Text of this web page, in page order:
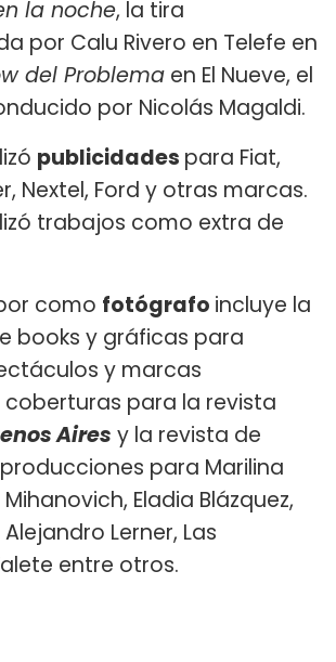
la noche, la tira
por Calu Rivero en Telefe en
del Problema en El Nueve, el
por Nicolás Magaldi.
publicidades para Fiat,
Nextel, Ford y otras marcas.
trabajos como extra de
como fotógrafo incluye la
books y gráficas para
y marcas
coberturas para la revista
Aires y la revista de
para Marilina
Eladia Blázquez,
Lerner, Las
entre otros.